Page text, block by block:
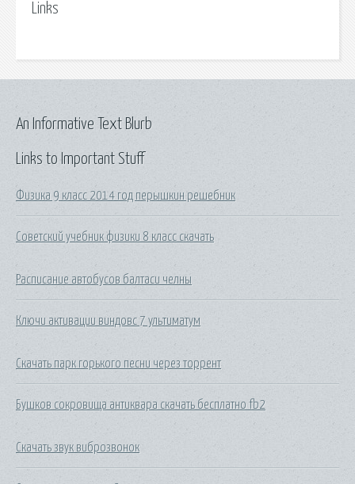
Links
Links to Important Stuff
Физика 9 класс 2014 год перышкин решебник
Советский учебник физики 8 класс скачать
Расписание автобусов балтаси челны
Ключи активации виндовс 7 ультиматум
Скачать парк горького песни через торрент
Бушков сокровища антиквара скачать бесплатно fb2
Скачать звук виброзвонок
An Informative Text Blurb